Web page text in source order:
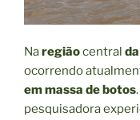
Naregiãocentral
ocorrendo
em massa de botos.
pesquisadora